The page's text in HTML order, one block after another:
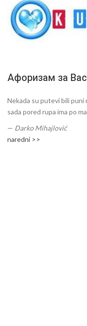
Афоризам за Вас
Nekada su putevi bili puni
sada pored rupa ima po
— Darko Mihajlović
naredni >>